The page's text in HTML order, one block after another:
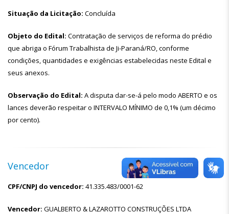
Situação da Licitação: Concluída
Objeto do Edital: Contratação de serviços de reforma do prédio
que abriga o Fórum Trabalhista de Ji-Paraná/RO, conforme
condições, quantidades e exigências estabelecidas neste Edital e
seus anexos.
Observação do Edital: A disputa dar-se-á pelo modo ABERTO e os
lances deverão respeitar o INTERVALO MÍNIMO de 0,1% (um décimo
por cento).
Vencedor
CPF/CNPJ do vencedor: 41.335.483/0001-62
Vencedor: GUALBERTO & LAZAROTTO CONSTRUÇÕES LTDA